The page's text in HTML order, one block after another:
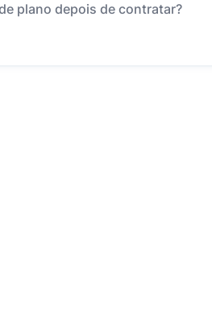
plano depois de contratar?